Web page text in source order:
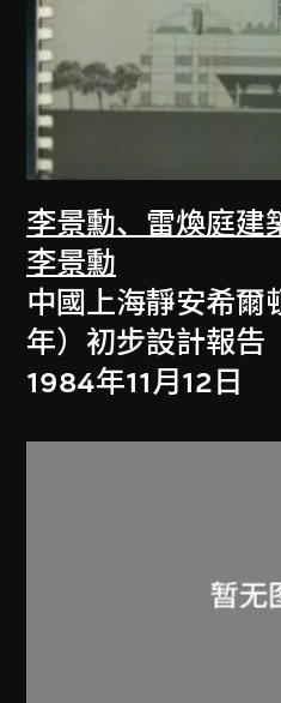
李景勳、雷煥庭建
李景勳
中國上海靜安希爾
年）初步設計報告
1984年11月12日